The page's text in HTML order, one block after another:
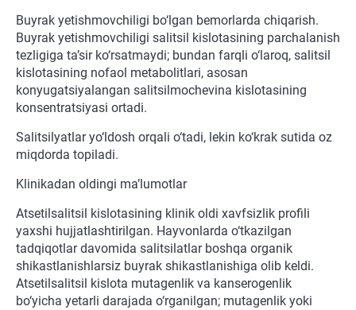
Buyrak yetishmovchiligi bo‘lgan bemorlarda chiqarish.
Buyrak yetishmovchiligi salitsil kislotasining parchalanish
tezligiga ta’sir ko‘rsatmaydi; bundan farqli o‘laroq, salitsil
kislotasining nofaol metabolitlari, asosan
konyugatsiyalangan salitsilmochevina kislotasining
konsentratsiyasi ortadi.
Salitsilyatlar yo‘ldosh orqali o‘tadi, lekin ko‘krak sutida oz
miqdorda topiladi.
Klinikadan oldingi ma’lumotlar
Atsetilsalitsil kislotasining klinik oldi xavfsizlik profili
yaxshi hujjatlashtirilgan. Hayvonlarda o‘tkazilgan
tadqiqotlar davomida salitsilatlar boshqa organik
shikastlanishlarsiz buyrak shikastlanishiga olib keldi.
Atsetilsalitsil kislota mutagenlik va kanserogenlik
bo‘yicha yetarli darajada o‘rganilgan; mutagenlik yoki